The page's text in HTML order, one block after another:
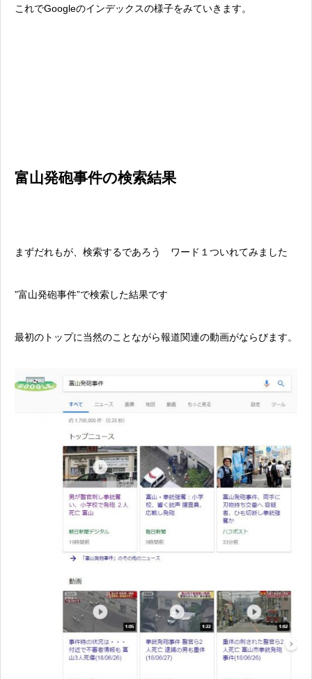
これでGoogleのインデックスの様子をみていきます。
富山発砲事件の検索結果
まずだれもが、検索するであろう ワード１ついれてみました
”富山発砲事件”で検索した結果です
最初のトップに当然のことながら報道関連の動画がならびます。